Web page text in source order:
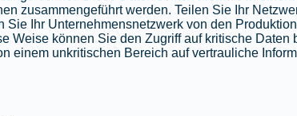
zusammengeführt werden. Teilen Sie Ihr
Sie Ihr Unternehmensnetzwerk von den
Weise können Sie den Zugriff auf kritische Daten
einem unkritischen Bereich auf vertrauliche